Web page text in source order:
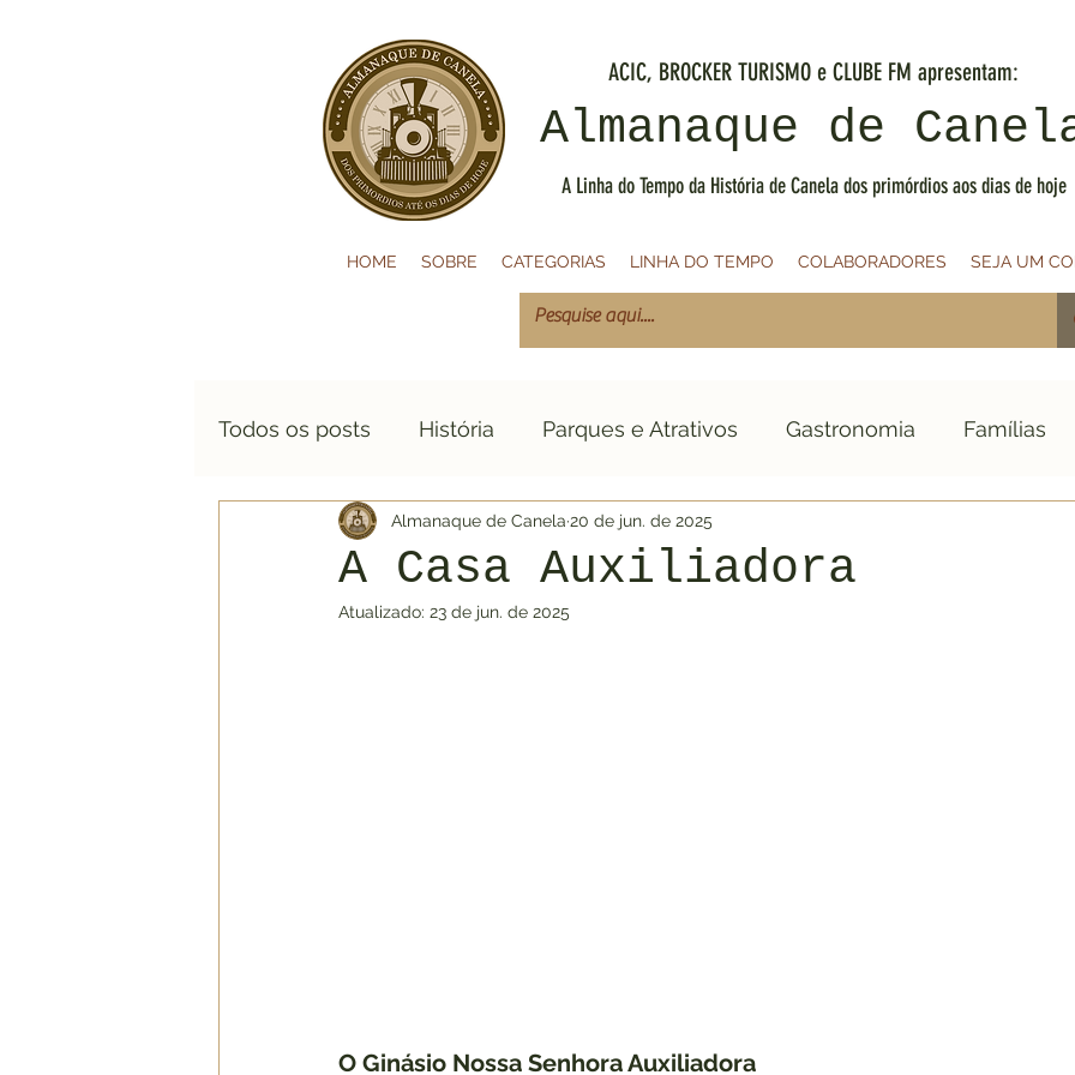
ACIC, BROCKER TURISMO e CLUBE FM apresentam:
Almanaque de
A Linha do Tempo da História de Canela dos primórdios aos dias de hoje
HOME SOBRE CATEGORIAS LINHA DO TEMPO COLABORADORES SEJA UM
Todos os posts História Parques e Atrativos Gastronomia Famílias
Hotelaria Notícias PRIMÓRDIOS
1970 1980 1990
A Casa Auxiliadora
Almanaque de Canela 20 de jun. de 2025
Atualizado: 23 de jun. de 2025
O Ginásio Nossa Senhora Auxiliadora